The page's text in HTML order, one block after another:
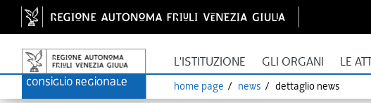
L'ISTITUZIONE GLI ORGANI LE
home page news dettaglio news